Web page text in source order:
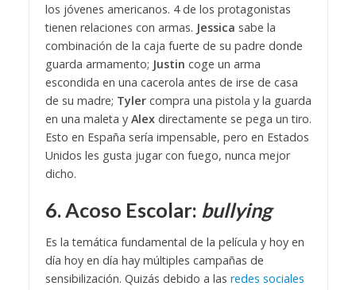
los jóvenes americanos. 4 de los protagonistas
tienen relaciones con armas. Jessica sabe la
combinación de la caja fuerte de su padre donde
guarda armamento; Justin coge un arma
escondida en una cacerola antes de irse de casa
de su madre; Tylercompra una pistola y la guarda
en una maleta y Alexdirectamente se pega un tiro.
Esto en España sería impensable, pero en Estados
Unidos les gusta jugar con fuego, nunca mejor
dicho.
6. Acoso Escolar: bullying
Es la temática fundamental de la película y hoy en
día hoy en día hay múltiples campañas de
sensibilización. Quizás debido a las redes sociales